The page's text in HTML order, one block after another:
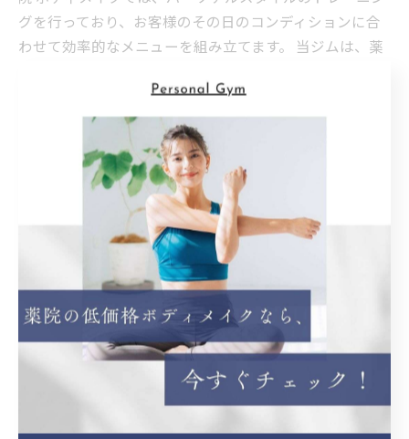
グを行っており、お客様のその日のコンディションに合
わせて効率的なメニューを組み立てます。 当ジムは、薬
分と、駅からのアクセスも抜群となっておりますので、
筋トレやダイエットをお考えの方はお気軽にご利用くだ
一覧に戻る 次のページ >
関連タグ
#加圧トレーニング